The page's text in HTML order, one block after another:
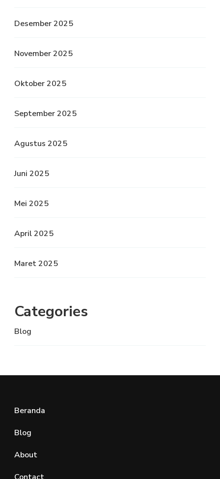
Desember 2025
November 2025
Oktober 2025
September 2025
Agustus 2025
Juni 2025
Mei 2025
April 2025
Maret 2025
Categories
Blog
Beranda
Blog
About